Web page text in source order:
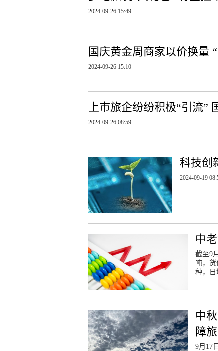
2024-09-26 15:49
国庆黄金周商家以价换量
2024-09-26 15:10
上市旅企纷纷积极“引流”
2024-09-26 08:59
科技创
2024-09-19
中
截至9
吨，
种，日
中
障
9月17